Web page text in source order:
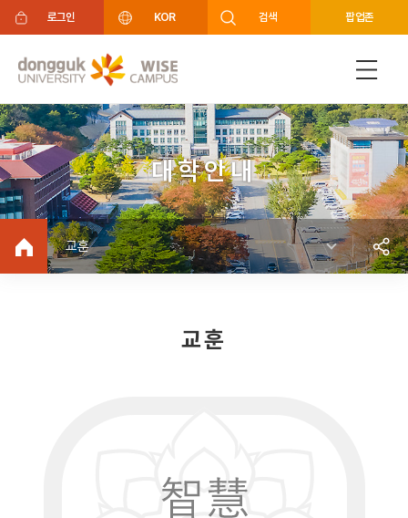
주메뉴 바로가기
푸터 바로가기
로그인 KOR 검색 팝업존
대학안내
교훈
교훈